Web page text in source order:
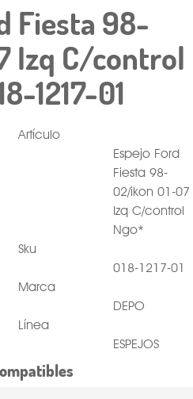
Fiesta 98-
Izq C/control
1217-01
Artículo
Espejo Ford
Fiesta 98-
02/ikon 01-07
Izq C/control
Ngo*
Sku
018-1217-01
Marca
DEPO
Línea
ESPEJOS